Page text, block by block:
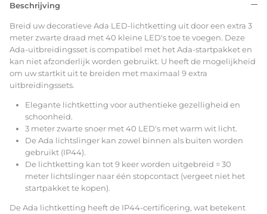
Beschrijving
Breid uw decoratieve Ada LED-lichtketting uit door een extra 3
meter zwarte draad met 40 kleine LED's toe te voegen. Deze
Ada-uitbreidingsset is compatibel met het Ada-startpakket en
kan niet afzonderlijk worden gebruikt. U heeft de mogelijkheid
om uw startkit uit te breiden met maximaal 9 extra
uitbreidingssets.
Elegante lichtketting voor authentieke gezelligheid en
schoonheid.
3 meter zwarte snoer met 40 LED's met warm wit licht.
De Ada lichtslinger kan zowel binnen als buiten worden
gebruikt (IP44).
De lichtketting kan tot 9 keer worden uitgebreid = 30
meter lichtslinger naar één stopcontact (vergeet niet het
startpakket te kopen).
De Ada lichtketting heeft de IP44-certificering, wat betekent